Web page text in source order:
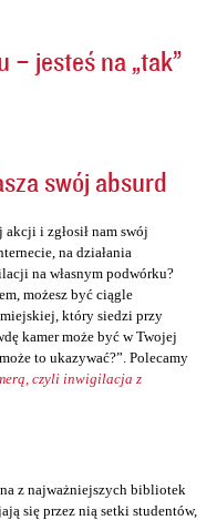
– jesteś na „tak”
swój absurd
i zgłosił nam swój
na działania
na własnym podwórku?
możesz być ciągle
miejskiej, który siedzi przy
kamer może być w Twojej
to ukazywać?”. Polecamy
czyli inwigilacja z
z najważniejszych bibliotek
się przez nią setki studentów,